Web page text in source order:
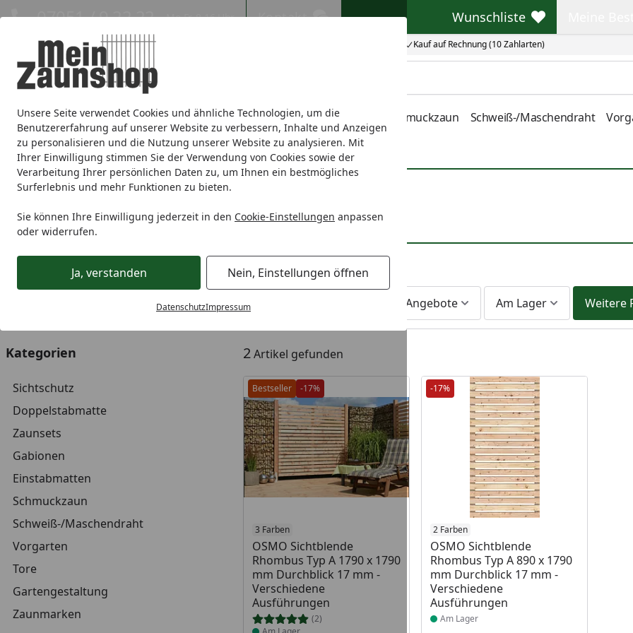
Unsere Seite verwendet Cookies und ähnliche Technologien, um die
Benutzererfahrung auf unserer Website zu verbessern, Inhalte und Anzeigen
zu personalisieren und die Nutzung unserer Website zu analysieren. Mit
Ihrer Einwilligung stimmen Sie der Verwendung von Cookies sowie der
Verarbeitung Ihrer persönlichen Daten zu, um Ihnen ein bestmögliches
Surferlebnis und mehr Funktionen zu bieten.
Sie können Ihre Einwilligung jederzeit in den Cookie-Einstellungen anpassen
oder widerrufen.
Ja, verstanden Nein, Einstellungen öffnen
DatenschutzImpressum
Eigene Montage-Teams Kauf auf Rechnung (10 Zahlarten)
07051 / 9 22 22 Mo-Fr. 8-16 Uhr Kontakt Wunschliste
Wunschliste
Sichtschutz Doppelstabmatte Zaunsets Gabionen Einstabmatten Schmuckzaun Schweiß-/Maschendraht
Zaunmarken
Holzzaun OSMO Sichtblenden OSMO Sichtblende Rhombus
OSMO Sichtblende Rhombus
Ihre Artikelübersicht
Ersatzteile verfügbar Angebote Am Lager Weitere
Kategorien
Sichtschutz
Doppelstabmatte
Zaunsets
Gabionen
Einstabmatten
Schmuckzaun
Schweiß-/Maschendraht
Vorgarten
Tore
Gartengestaltung
Zaunmarken
2Artikel gefunden
Bestseller -17%
3 Farben
OSMO Sichtblende
Rhombus Typ A 1790 x 1790
mm Durchblick 17 mm -
Verschiedene
Ausführungen
(2)
Produkt am Lager
-17%
2 Farben
OSMO Sichtblende
Rhombus Typ A 890 x 1790
mm Durchblick 17 mm -
Verschiedene
Ausführungen
Produkt am Lager
Am Lager